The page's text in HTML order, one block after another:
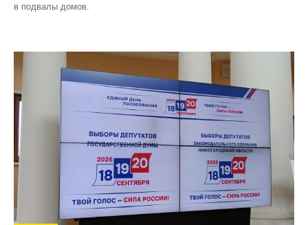
в подвалы домов.